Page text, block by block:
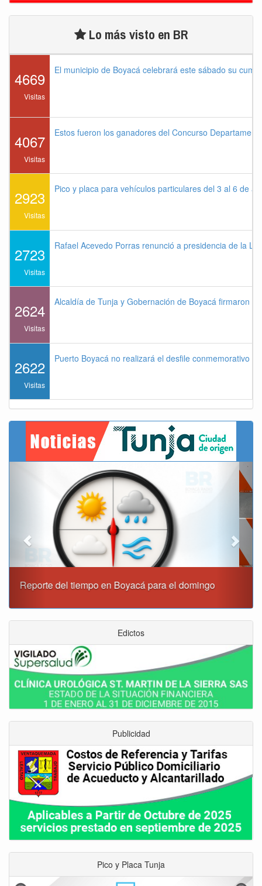
Lo más visto en BR
4669
Visitas
El municipio de Boyacá celebrará este sábado su
4067
Visitas
Estos fueron los ganadores del Concurso
2923
Visitas
Pico y placa para vehículos particulares del 3 al 6 de
2723
Visitas
Rafael Acevedo Porras renunció a presidencia de la
2624
Visitas
Alcaldía de Tunja y Gobernación de Boyacá firmaron
2622
Visitas
Puerto Boyacá no realizará el desfile conmemorativo
Este domingo habrá cierres viales en Tunja
Next
Edictos
Publicidad
Pico y Placa Tunja